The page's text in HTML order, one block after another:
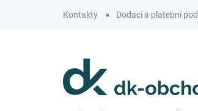
Kontakty Dodací a platební